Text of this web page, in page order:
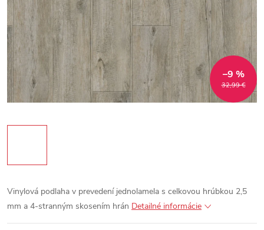
32,99 €
–9 %
Vinylová podlaha v prevedení jednolamela s celkovou hrúbkou 2,5
mm a 4-stranným skosením hrán Detailné informácie